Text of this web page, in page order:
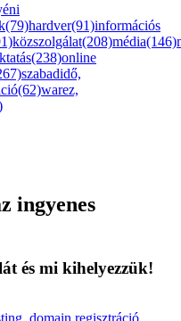
hardver(91)információs
közszolgálat(208)média(146)
online
szabadidő,
warez,
ingyenes
és mi kihelyezzük!